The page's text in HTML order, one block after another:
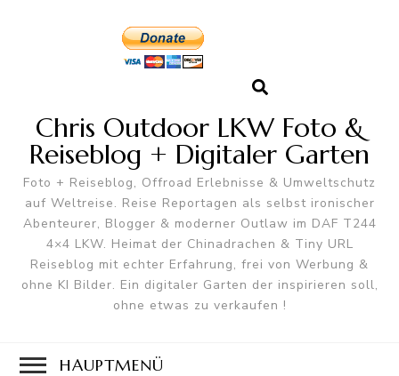
Chris Outdoor LKW Foto &
Reiseblog + Digitaler Garten
Foto + Reiseblog, Offroad Erlebnisse & Umweltschutz
auf Weltreise. Reise Reportagen als selbst ironischer
Abenteurer, Blogger & moderner Outlaw im DAF T244
4×4 LKW. Heimat der Chinadrachen & Tiny URL
Reiseblog mit echter Erfahrung, frei von Werbung &
ohne KI Bilder. Ein digitaler Garten der inspirieren soll,
ohne etwas zu verkaufen !
HAUPTMENÜ